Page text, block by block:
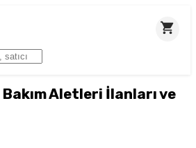
Aletleri İlanları ve